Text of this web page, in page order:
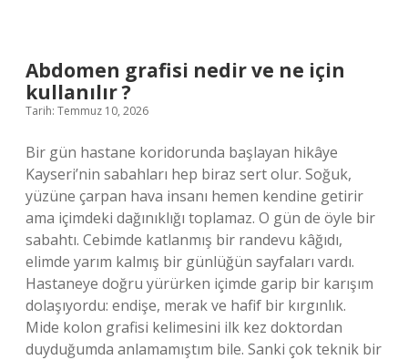
Abdomen grafisi nedir ve ne için
kullanılır ?
Tarih: Temmuz 10, 2026
Bir gün hastane koridorunda başlayan hikâye
Kayseri’nin sabahları hep biraz sert olur. Soğuk,
yüzüne çarpan hava insanı hemen kendine getirir
ama içimdeki dağınıklığı toplamaz. O gün de öyle bir
sabahtı. Cebimde katlanmış bir randevu kâğıdı,
elimde yarım kalmış bir günlüğün sayfaları vardı.
Hastaneye doğru yürürken içimde garip bir karışım
dolaşıyordu: endişe, merak ve hafif bir kırgınlık.
Mide kolon grafisi kelimesini ilk kez doktordan
duyduğumda anlamamıştım bile. Sanki çok teknik bir